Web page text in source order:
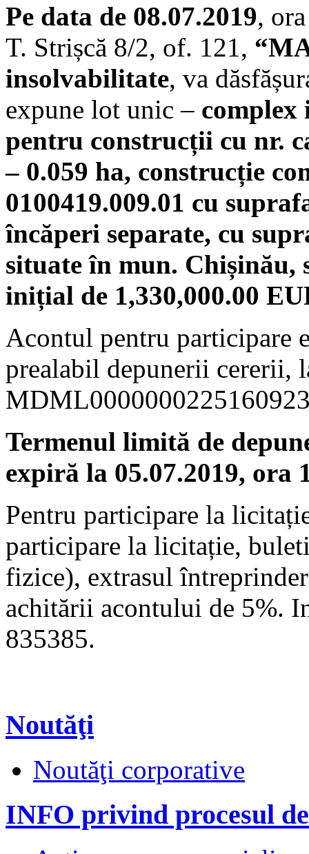
Pe data de 08.07.2019,
T. Strișcă 8/2, of. 121,
insolvabilitate, va
expune lot unic –
pentru construcții cu nr.
– 0.059 ha, construcție
0100419.009.01 cu
încăperi separate, cu
situate în mun. Chișinău,
inițial de 1,330,000.00
Acontul pentru participare
prealabil depunerii cererii,
Termenul limită de
expiră la 05.07.2019, ora
Pentru participare la
participare la licitație,
fizice), extrasul
achitării acontului de 5%.
835385.
Noutăţi
Noutăţi corporative
INFO privind procesul